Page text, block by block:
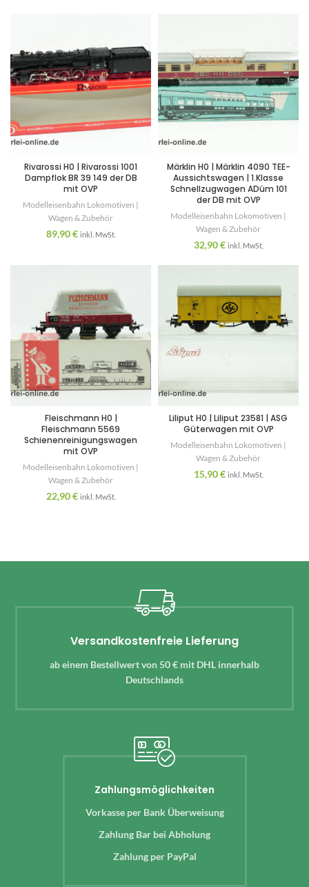
Rivarossi H0 | Rivarossi 1001
Dampflok BR 39 149 der DB
mit OVP
Modelleisenbahn Lokomotiven |
Wagen & Zubehör
89,90€ inkl. MwSt.
Märklin H0 | Märklin 4090 TEE-
Aussichtswagen | 1.Klasse
Schnellzugwagen ADüm 101
der DB mit OVP
Modelleisenbahn Lokomotiven |
Wagen & Zubehör
32,90€ inkl. MwSt.
Fleischmann H0 |
Fleischmann 5569
Schienenreinigungswagen
mit OVP
Modelleisenbahn Lokomotiven |
Wagen & Zubehör
22,90€ inkl. MwSt.
Liliput H0 | Liliput 23581 | ASG
Güterwagen mit OVP
Modelleisenbahn Lokomotiven |
Wagen & Zubehör
15,90€ inkl. MwSt.
Versandkostenfreie Lieferung
ab einem Bestellwert von 50 € mit DHL innerhalb
Deutschlands
Zahlungsmöglichkeiten
Vorkasse per Bank Überweisung
Zahlung Bar bei Abholung
Zahlung per PayPal